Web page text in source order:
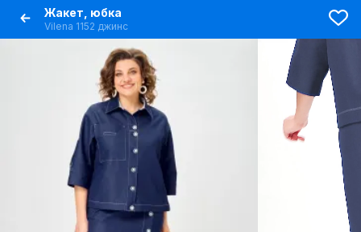
Жакет, юбка
Vilena 1152 джинс